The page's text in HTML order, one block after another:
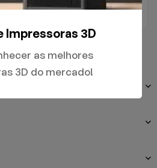
Impressoras 3D
as melhores
3D do mercado!